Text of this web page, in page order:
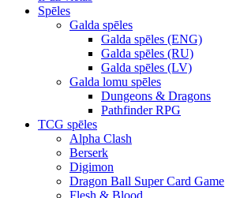
Spēles
Galda spēles
Galda spēles (ENG)
Galda spēles (RU)
Galda spēles (LV)
Galda lomu spēles
Dungeons & Dragons
Pathfinder RPG
TCG spēles
Alpha Clash
Berserk
Digimon
Dragon Ball Super Card Game
Flesh & Blood